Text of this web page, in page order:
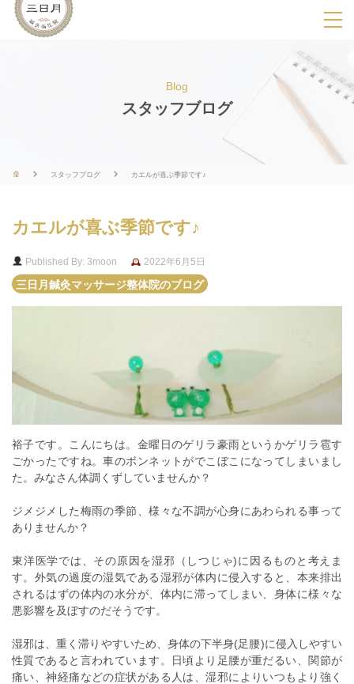
SPメニ
ー
展
用
ボ
Blog
スタッフブログ
スタッフブログ カエルが喜ぶ季節です♪
カエルが喜ぶ季節です♪
Published By: 3moon
2022年6月5日
三日月鍼灸マッサージ整体院のブログ
裕子です。こんにちは。金曜日のゲリラ豪雨というかゲリラ雹す
ごかったですね。車のボンネットがでこぼこになってしまいまし
た。みなさん体調くずしていませんか？
ジメジメした梅雨の季節、様々な不調が心身にあわられる事って
ありませんか？
東洋医学では、その原因を湿邪（しつじゃ)に因るものと考えま
す。外気の過度の湿気である湿邪が体内に侵入すると、本来排出
されるはずの体内の水分が、体内に滞ってしまい、身体に様々な
悪影響を及ぼすのだそうです。
湿邪は、重く滞りやすいため、身体の下半身(足腰)に侵入しやすい
性質であると言われています。日頃より足腰が重だるい、関節が
痛い、神経痛などの症状がある人は、湿邪によりいつもより強く